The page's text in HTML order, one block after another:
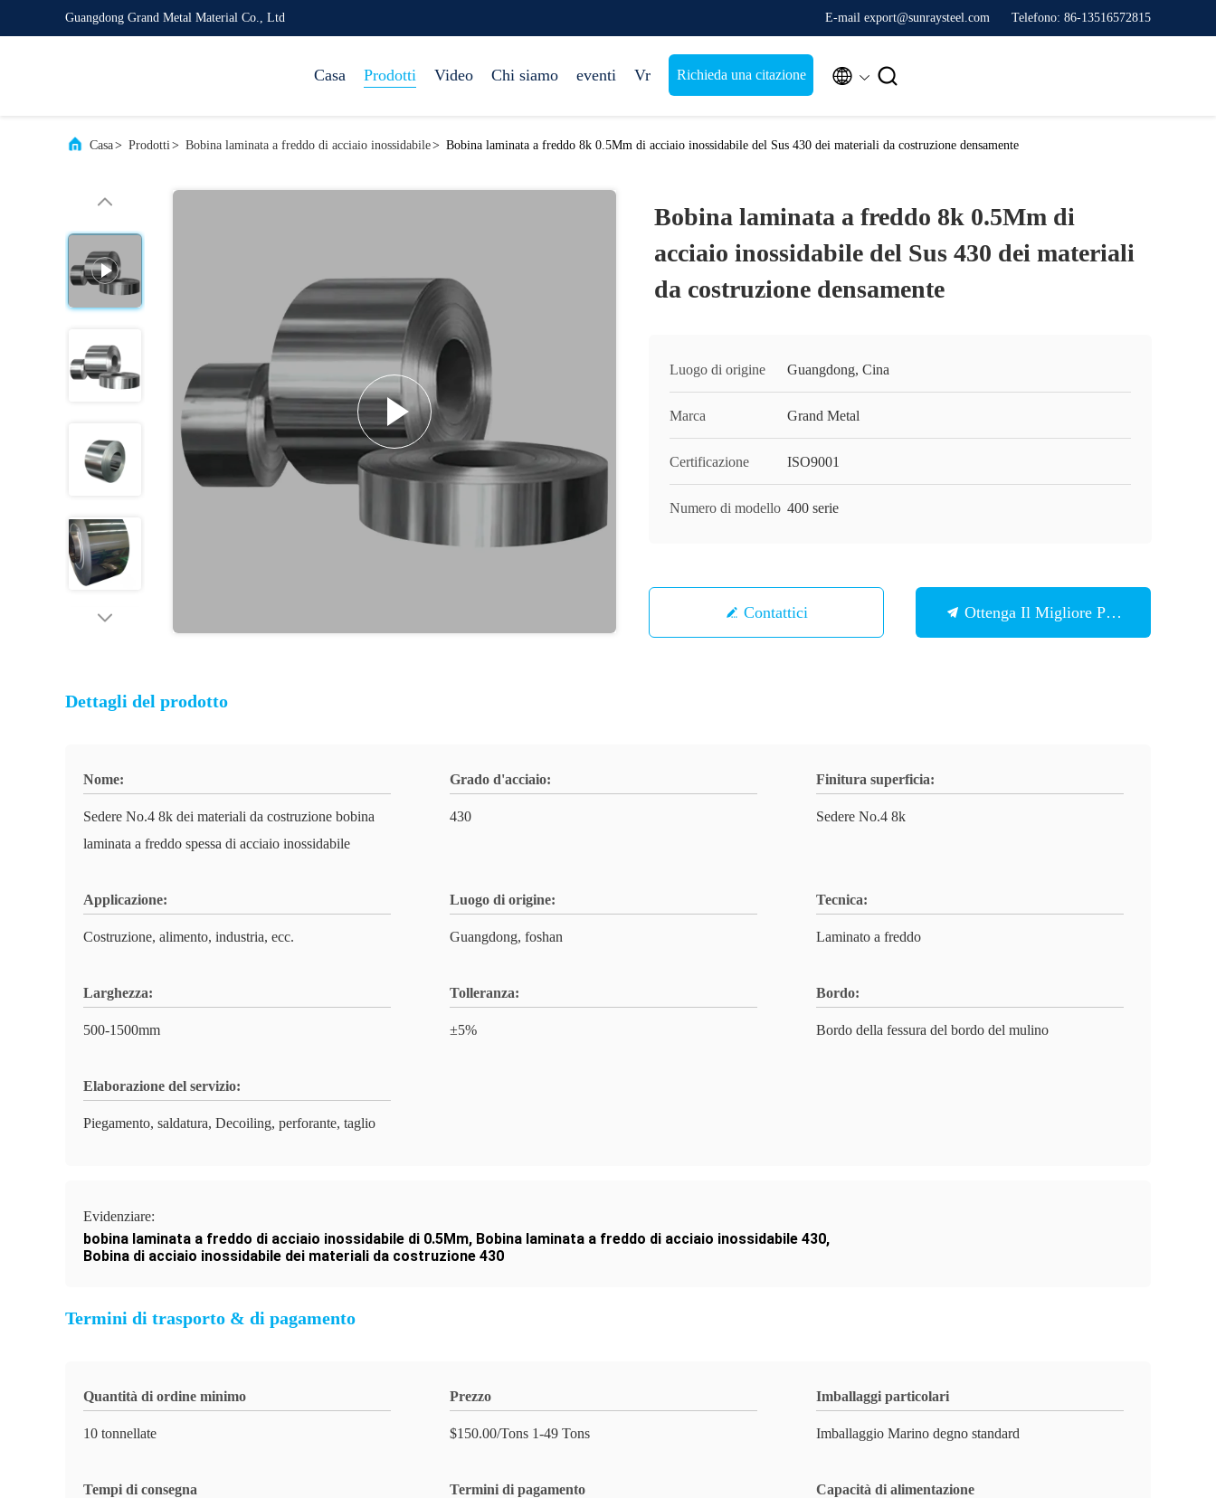
Guangdong Grand Metal Material Co., Ltd E-mail export@sunraysteel.com Telefono: 86-13516572815
Casa Prodotti Video Chi siamo eventi Vr Richieda una citazione  
Casa> Prodotti> Bobina laminata a freddo di acciaio inossidabile> Bobina laminata a freddo 8k 0.5Mm di acciaio inossidabile del Sus 430 dei materiali da costruzione densamente
Bobina laminata a freddo 8k 0.5Mm di
acciaio inossidabile del Sus 430 dei materiali
da costruzione densamente
Luogo di origine Guangdong, Cina
Marca Grand Metal
Certificazione ISO9001
Numero di modello 400 serie
Contattici Ottenga Il Migliore Prezzo
Dettagli del prodotto
Nome:
Sedere No.4 8k dei materiali da costruzione bobina
laminata a freddo spessa di acciaio inossidabile
Grado d'acciaio:
430
Finitura superficia:
Sedere No.4 8k
Applicazione:
Costruzione, alimento, industria, ecc.
Luogo di origine:
Guangdong, foshan
Tecnica:
Laminato a freddo
Larghezza:
500-1500mm
Tolleranza:
±5%
Bordo:
Bordo della fessura del bordo del mulino
Elaborazione del servizio:
Piegamento, saldatura, Decoiling, perforante, taglio
Evidenziare:
bobina laminata a freddo di acciaio inossidabile di 0.5Mm, Bobina laminata a freddo di acciaio inossidabile 430,
Bobina di acciaio inossidabile dei materiali da costruzione 430
Termini di trasporto & di pagamento
Quantità di ordine minimo
10 tonnellate
Prezzo
$150.00/Tons 1-49 Tons
Imballaggi particolari
Imballaggio Marino degno standard
Tempi di consegna Termini di pagamento Capacità di alimentazione